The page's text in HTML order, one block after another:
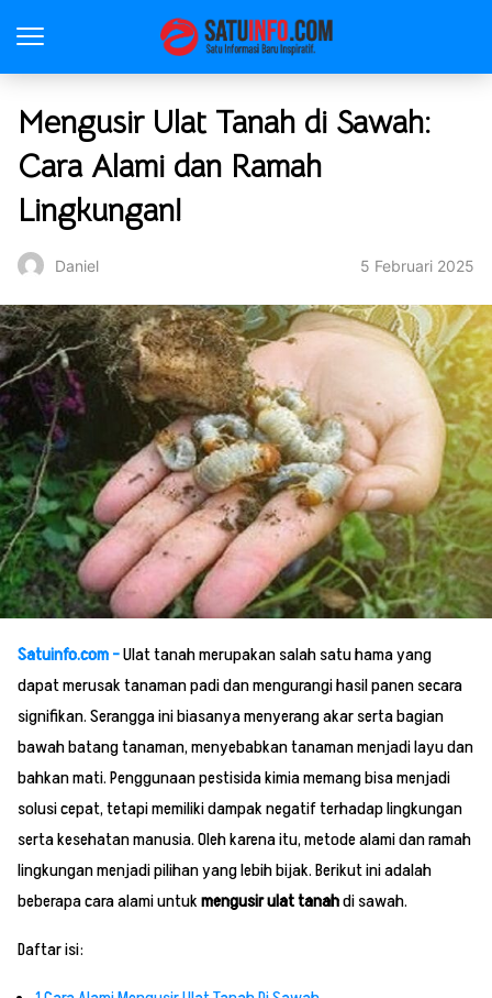
Mengusir Ulat Tanah di Sawah:
Cara Alami dan Ramah
Lingkungan!
Daniel 5 Februari 2025
Satuinfo.com –Ulat tanah merupakan salah satu hama yang
dapat merusak tanaman padi dan mengurangi hasil panen secara
signifikan. Serangga ini biasanya menyerang akar serta bagian
bawah batang tanaman, menyebabkan tanaman menjadi layu dan
bahkan mati. Penggunaan pestisida kimia memang bisa menjadi
solusi cepat, tetapi memiliki dampak negatif terhadap lingkungan
serta kesehatan manusia. Oleh karena itu, metode alami dan ramah
lingkungan menjadi pilihan yang lebih bijak. Berikut ini adalah
beberapa cara alami untukmengusir ulat tanahdi sawah.
Daftar isi: